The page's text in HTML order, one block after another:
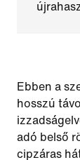
Ebben a
hosszú
adó belső
cipzáras